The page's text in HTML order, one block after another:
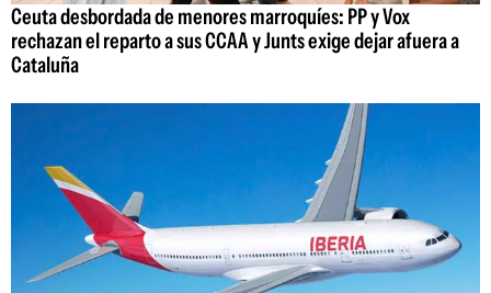
Ceuta desbordada de menores marroquíes: PP y Vox
rechazan el reparto a sus CCAA y Junts exige dejar afuera a
Cataluña